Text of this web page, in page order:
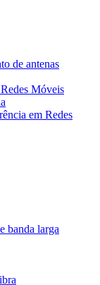
de antenas
Móveis
em Redes
banda larga